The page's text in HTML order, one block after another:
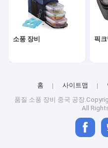
소풍 장비 픽
홈 사이트맵
품질 소풍 장비
중국 공장
All